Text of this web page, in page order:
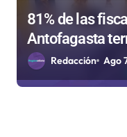
81% de las
Antofagasta
sanitarios
Redacción Ago